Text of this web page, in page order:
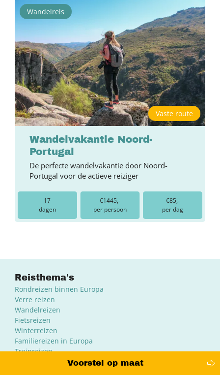
Wandelreis
Vaste route
Wandelvakantie Noord-
Portugal
De perfecte wandelvakantie door Noord-
Portugal voor de actieve reiziger
17
dagen
€1445,-
per persoon
€85,-
per dag
Voorstel op maat
Reisthema's
Rondreizen binnen Europa
Verre reizen
Wandelreizen
Fietsreizen
Winterreizen
Familiereizen in Europa
Treinreizen
Elektrische autoreizen